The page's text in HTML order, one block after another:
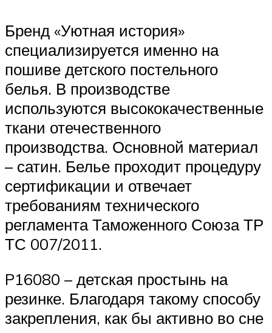
Бренд «Уютная история»
специализируется именно на
пошиве детского постельного
белья. В производстве
используются высококачественные
ткани отечественного
производства. Основной материал
– сатин. Белье проходит процедуру
сертификации и отвечает
требованиям технического
регламента Таможенного Союза ТР
ТС 007/2011.
P16080 – детская простынь на
резинке. Благодаря такому способу
закрепления, как бы активно во сне